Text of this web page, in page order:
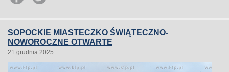
SOPOCKIE MIASTECZKO ŚWIĄTECZNO-
NOWOROCZNE OTWARTE
21 grudnia 2025